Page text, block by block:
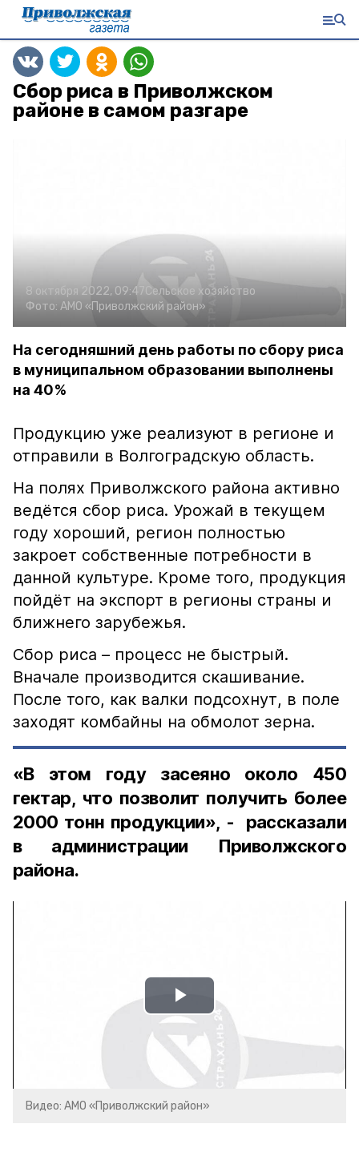
Сбор риса в Приволжском
районе в самом разгаре
8 октября 2022, 09:47Сельское хозяйство
Фото: АМО «Приволжский район»
На сегодняшний день работы по сбору риса
в муниципальном образовании выполнены
на 40%
Продукцию уже реализуют в регионе и
отправили в Волгоградскую область.
На полях Приволжского района активно
ведётся сбор риса. Урожай в текущем
году хороший, регион полностью
закроет собственные потребности в
данной культуре. Кроме того, продукция
пойдёт на экспорт в регионы страны и
ближнего зарубежья.
Сбор риса – процесс не быстрый.
Вначале производится скашивание.
После того, как валки подсохнут, в поле
заходят комбайны на обмолот зерна.
«В этом году засеяно около 450
гектар, что позволит получить более
2000 тонн продукции», - рассказали
в администрации Приволжского
района.
Play
Video
Видео: АМО «Приволжский район»